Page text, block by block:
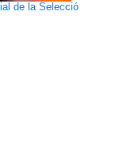
de la Selecció